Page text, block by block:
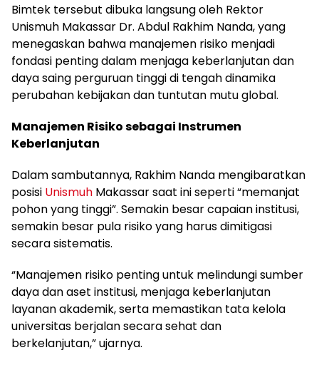
Bimtek tersebut dibuka langsung oleh Rektor
Unismuh Makassar Dr. Abdul Rakhim Nanda, yang
menegaskan bahwa manajemen risiko menjadi
fondasi penting dalam menjaga keberlanjutan dan
daya saing perguruan tinggi di tengah dinamika
perubahan kebijakan dan tuntutan mutu global.
Manajemen Risiko sebagai Instrumen
Keberlanjutan
Dalam sambutannya, Rakhim Nanda mengibaratkan
posisi Unismuh Makassar saat ini seperti “memanjat
pohon yang tinggi”. Semakin besar capaian institusi,
semakin besar pula risiko yang harus dimitigasi
secara sistematis.
“Manajemen risiko penting untuk melindungi sumber
daya dan aset institusi, menjaga keberlanjutan
layanan akademik, serta memastikan tata kelola
universitas berjalan secara sehat dan
berkelanjutan,” ujarnya.